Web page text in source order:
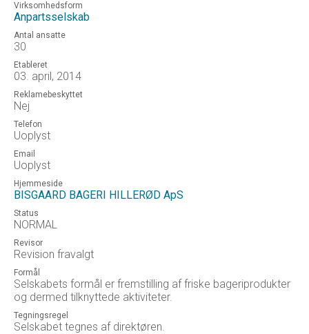
Virksomhedsform
Anpartsselskab
Antal ansatte
30
Etableret
03. april, 2014
Reklamebeskyttet
Nej
Telefon
Uoplyst
Email
Uoplyst
Hjemmeside
BISGAARD BAGERI HILLERØD ApS
Status
NORMAL
Revisor
Revision fravalgt
Formål
Selskabets formål er fremstilling af friske bageriprodukter
og dermed tilknyttede aktiviteter.
Tegningsregel
Selskabet tegnes af direktøren.